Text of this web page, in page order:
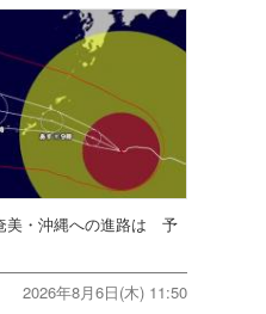
美・沖縄への進路は 予
2026年8月6日(木) 11:50